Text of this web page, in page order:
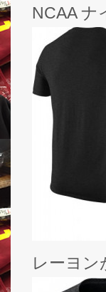
NCAA ナ
レーヨン